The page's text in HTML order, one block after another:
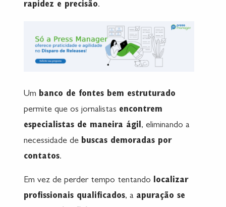
rapidez e precisão.
Um banco de fontes bem estruturado
permite que os jornalistas encontrem
especialistas de maneira ágil, eliminando a
necessidade de buscas demoradas por
contatos.
Em vez de perder tempo tentando localizar
profissionais qualificados, a apuração se